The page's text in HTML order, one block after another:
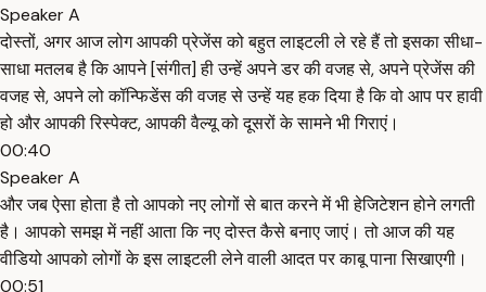
Speaker A
दोस्तों, अगर आज लोग आपकी प्रेजेंस को बहुत लाइटली ले रहे हैं तो इसका सीधा-
साधा मतलब है कि आपने [संगीत] ही उन्हें अपने डर की वजह से, अपने प्रेजेंस की
वजह से, अपने लो कॉन्फिडेंस की वजह से उन्हें यह हक दिया है कि वो आप पर हावी
हो और आपकी रिस्पेक्ट, आपकी वैल्यू को दूसरों के सामने भी गिराएं।
00:40
Speaker A
और जब ऐसा होता है तो आपको नए लोगों से बात करने में भी हेजिटेशन होने लगती
है। आपको समझ में नहीं आता कि नए दोस्त कैसे बनाए जाएं। तो आज की यह
वीडियो आपको लोगों के इस लाइटली लेने वाली आदत पर काबू पाना सिखाएगी।
00:51